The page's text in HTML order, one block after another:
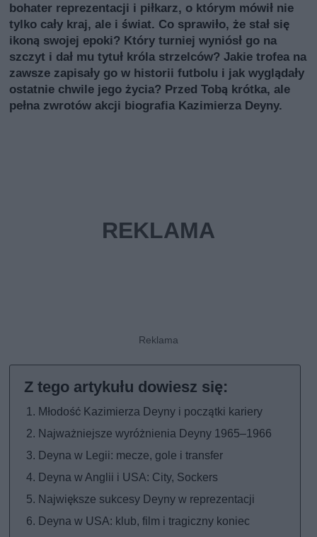
bohater reprezentacji i piłkarz, o którym mówił nie
tylko cały kraj, ale i świat. Co sprawiło, że stał się
ikoną swojej epoki? Który turniej wyniósł go na
szczyt i dał mu tytuł króla strzelców? Jakie trofea na
zawsze zapisały go w historii futbolu i jak wyglądały
ostatnie chwile jego życia? Przed Tobą krótka, ale
pełna zwrotów akcji biografia Kazimierza Deyny.
Młodość Kazimierza Deyny i początki kariery
Najważniejsze wyróżnienia Deyny 1965–1966
Deyna w Legii: mecze, gole i transfer
Deyna w Anglii i USA: City, Sockers
Największe sukcesy Deyny w reprezentacji
Deyna w USA: klub, film i tragiczny koniec